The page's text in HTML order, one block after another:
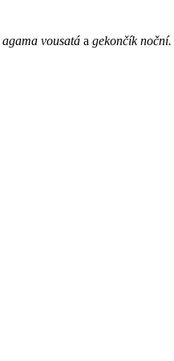
agama vousatá a gekončík noční.